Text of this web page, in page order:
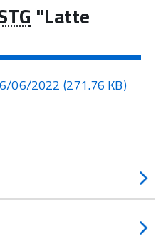
"Latte
06/2022 (271.76 KB)